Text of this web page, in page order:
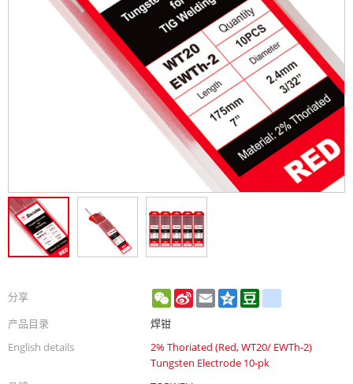
分享 WeChat
Sina
Weibo
Email Qzone
产品目录
焊钳
English details
2% Thoriated (Red, WT20/ EWTh-2)
Tungsten Electrode 10-pk